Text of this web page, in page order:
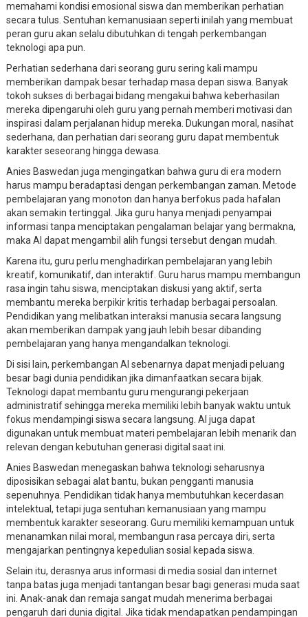
memahami kondisi emosional siswa dan memberikan perhatian
secara tulus. Sentuhan kemanusiaan seperti inilah yang membuat
peran guru akan selalu dibutuhkan di tengah perkembangan
teknologi apa pun.
Perhatian sederhana dari seorang guru sering kali mampu
memberikan dampak besar terhadap masa depan siswa. Banyak
tokoh sukses di berbagai bidang mengakui bahwa keberhasilan
mereka dipengaruhi oleh guru yang pernah memberi motivasi dan
inspirasi dalam perjalanan hidup mereka. Dukungan moral, nasihat
sederhana, dan perhatian dari seorang guru dapat membentuk
karakter seseorang hingga dewasa.
Anies Baswedan juga mengingatkan bahwa guru di era modern
harus mampu beradaptasi dengan perkembangan zaman. Metode
pembelajaran yang monoton dan hanya berfokus pada hafalan
akan semakin tertinggal. Jika guru hanya menjadi penyampai
informasi tanpa menciptakan pengalaman belajar yang bermakna,
maka AI dapat mengambil alih fungsi tersebut dengan mudah.
Karena itu, guru perlu menghadirkan pembelajaran yang lebih
kreatif, komunikatif, dan interaktif. Guru harus mampu membangun
rasa ingin tahu siswa, menciptakan diskusi yang aktif, serta
membantu mereka berpikir kritis terhadap berbagai persoalan.
Pendidikan yang melibatkan interaksi manusia secara langsung
akan memberikan dampak yang jauh lebih besar dibanding
pembelajaran yang hanya mengandalkan teknologi.
Di sisi lain, perkembangan AI sebenarnya dapat menjadi peluang
besar bagi dunia pendidikan jika dimanfaatkan secara bijak.
Teknologi dapat membantu guru mengurangi pekerjaan
administratif sehingga mereka memiliki lebih banyak waktu untuk
fokus mendampingi siswa secara langsung. AI juga dapat
digunakan untuk membuat materi pembelajaran lebih menarik dan
relevan dengan kebutuhan generasi digital saat ini.
Anies Baswedan menegaskan bahwa teknologi seharusnya
diposisikan sebagai alat bantu, bukan pengganti manusia
sepenuhnya. Pendidikan tidak hanya membutuhkan kecerdasan
intelektual, tetapi juga sentuhan kemanusiaan yang mampu
membentuk karakter seseorang. Guru memiliki kemampuan untuk
menanamkan nilai moral, membangun rasa percaya diri, serta
mengajarkan pentingnya kepedulian sosial kepada siswa.
Selain itu, derasnya arus informasi di media sosial dan internet
tanpa batas juga menjadi tantangan besar bagi generasi muda saat
ini. Anak-anak dan remaja sangat mudah menerima berbagai
pengaruh dari dunia digital. Jika tidak mendapatkan pendampingan